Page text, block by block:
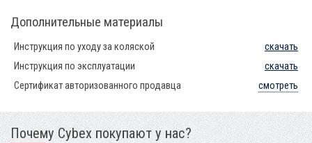
Дополнительные материалы
Инструкция по уходу за коляской
скачать
Инструкция по эксплуатации
скачать
Сертификат авторизованного продавца
смотреть
Почему Cybex покупают у нас?